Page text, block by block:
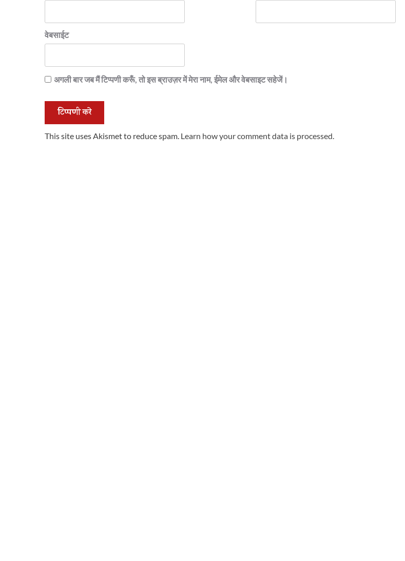
वेबसाईट
अगली बार जब मैं टिप्पणी करूँ, तो इस ब्राउज़र में मेरा नाम, ईमेल और वेबसाइट सहेजें।
This site uses Akismet to reduce spam. Learn how your comment data is processed.